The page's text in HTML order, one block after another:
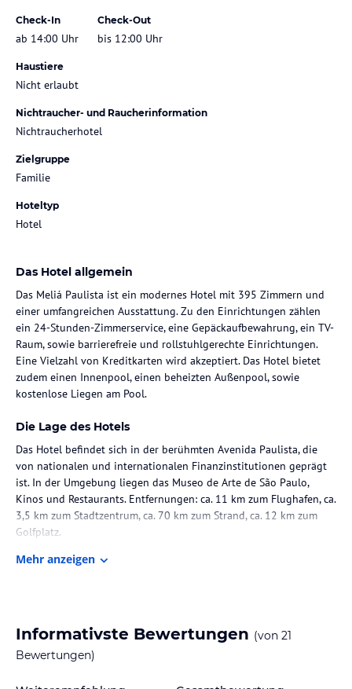
Check-In
ab 14:00 Uhr
Check-Out
bis 12:00 Uhr
Haustiere
Nicht erlaubt
Nichtraucher- und Raucherinformation
Nichtraucherhotel
Zielgruppe
Familie
Hoteltyp
Hotel
Das Hotel allgemein
Das Meliá Paulista ist ein modernes Hotel mit 395 Zimmern und
einer umfangreichen Ausstattung. Zu den Einrichtungen zählen
ein 24-Stunden-Zimmerservice, eine Gepäckaufbewahrung, ein TV-
Raum, sowie barrierefreie und rollstuhlgerechte Einrichtungen.
Eine Vielzahl von Kreditkarten wird akzeptiert. Das Hotel bietet
zudem einen Innenpool, einen beheizten Außenpool, sowie
kostenlose Liegen am Pool.
Die Lage des Hotels
Das Hotel befindet sich in der berühmten Avenida Paulista, die
von nationalen und internationalen Finanzinstitutionen geprägt
ist. In der Umgebung liegen das Museo de Arte de São Paulo,
Kinos und Restaurants. Entfernungen: ca. 11 km zum Flughafen, ca.
3,5 km zum Stadtzentrum, ca. 70 km zum Strand, ca. 12 km zum
Golfplatz.
Zimmer / Unterbringung im Hotel
Sofabett, ein Safe, eine Minibar, ein Schreibtisch, eine Mikrowelle
sowie eine Tee-/Kaffeekocher. Jedes Zimmer verfügt über einen
Mehr anzeigen
Informativste Bewertungen (von 21
Bewertungen)